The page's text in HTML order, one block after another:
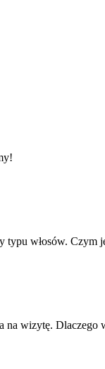
włosów. Czym
na wizytę.